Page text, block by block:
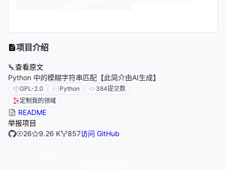
项目介绍
查看原文
Python 中的模糊字符串匹配【此简介由AI生成】
GPL-2.0 Python 384提交数
定制我的领域
README
举报项目
26
9.26 K 857访问 GitHub